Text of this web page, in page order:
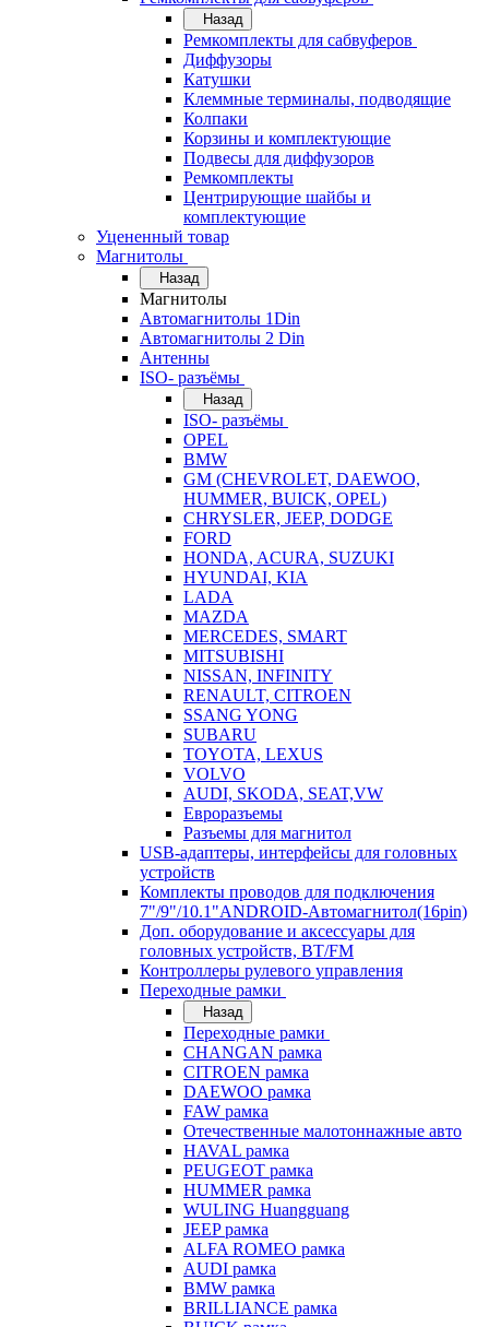
Назад
Ремкомплекты для сабвуферов
Диффузоры
Катушки
Клеммные терминалы, подводящие
Колпаки
Корзины и комплектующие
Подвесы для диффузоров
Ремкомплекты
Центрирующие шайбы и
комплектующие
Уцененный товар
Магнитолы
Назад
Магнитолы
Автомагнитолы 1Din
Автомагнитолы 2 Din
Антенны
ISO- разъёмы
Назад
ISO- разъёмы
OPEL
BMW
GM (CHEVROLET, DAEWOO,
HUMMER, BUICK, OPEL)
CHRYSLER, JEEP, DODGE
FORD
HONDA, ACURA, SUZUKI
HYUNDAI, KIA
LADA
MAZDA
MERCEDES, SMART
MITSUBISHI
NISSAN, INFINITY
RENAULT, CITROEN
SSANG YONG
SUBARU
TOYOTA, LEXUS
VOLVO
AUDI, SKODA, SEAT,VW
Евроразъемы
Разъемы для магнитол
USB-адаптеры, интерфейсы для головных
устройств
Комплекты проводов для подключения
7"/9"/10.1"ANDROID-Автомагнитол(16pin)
Доп. оборудование и аксессуары для
головных устройств, BT/FM
Контроллеры рулевого управления
Переходные рамки
Назад
Переходные рамки
CHANGAN рамка
CITROEN рамка
DAEWOO рамка
FAW рамка
Отечественные малотоннажные авто
HAVAL рамка
PEUGEOT рамка
HUMMER рамка
WULING Huangguang
JEEP рамка
ALFA ROMEO рамка
AUDI рамка
BMW рамка
BRILLIANCE рамка